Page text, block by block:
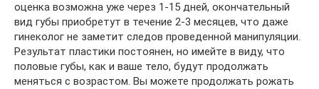
оценка возможна уже через 1-15 дней, окончательный
вид губы приобретут в течение 2-3 месяцев, что даже
гинеколог не заметит следов проведенной манипуляции.
Результат пластики постоянен, но имейте в виду, что
половые губы, как и ваше тело, будут продолжать
меняться с возрастом. Вы можете продолжать рожать